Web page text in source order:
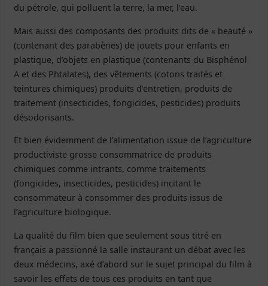
du pétrole, qui polluent la terre, la mer, l’eau.
Mais aussi des composants des produits dits de « beauté »
(contenant des parabènes) de jouets pour enfants en
plastique, d’objets en plastique (contenants du Bisphénol
A et des Phtalates), des vêtements (cotons traités et
teintures chimiques) produits d’entretien, produits de
traitement (insecticides, fongicides, pesticides) produits
désodorisants.
Et bien évidemment de l’alimentation issue de l’agriculture
productiviste grosse consommatrice de produits
chimiques comme intrants, comme traitements
(fongicides, insecticides, pesticides) incitant le
consommateur à consommer des produits issus de
l’agriculture biologique.
La qualité du film bien que seulement sous titré en
français a passionné la salle instaurant un débat avec les
deux médecins, axé d’abord sur le sujet principal du film à
savoir les effets de tous ces produits en tant que